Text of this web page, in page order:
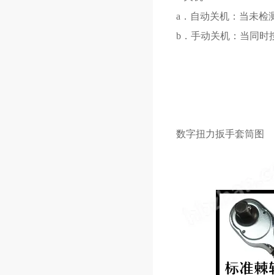
a．自动关机：当未检
b．手动关机：当同
数字扭力扳手套筒图